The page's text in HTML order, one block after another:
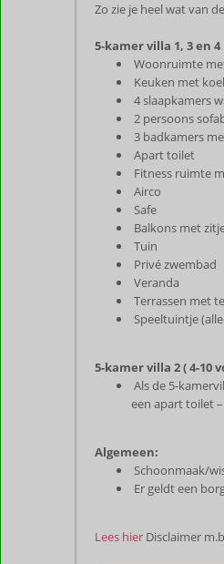
Zo zie je heel wat van
5-kamer villa 1, 3 en
Woonruimte
Keuken met
4 slaapkamers
2 persoons
3 badkamers
Apart toilet
Fitness ruimte
Airco
Safe
Balkons met
Tuin
Privé zwembad
Veranda
Terrassen met
Speeltuintje
5-kamer villa 2 ( 4-10
Als de 5-
een apart toilet
Algemeen:
Schoonmaak/
Er geldt een
Lees hier Disclaimer